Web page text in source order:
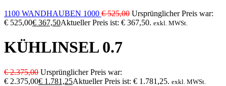
1100 WANDHAUBEN 1000 €525,00 Ursprünglicher Preis war:
€ 525,00€ 367,50Aktueller Preis ist: € 367,50. exkl. MWSt.
KÜHLINSEL 0.7
€2.375,00 Ursprünglicher Preis war:
€ 2.375,00€ 1.781,25Aktueller Preis ist: € 1.781,25. exkl. MWSt.